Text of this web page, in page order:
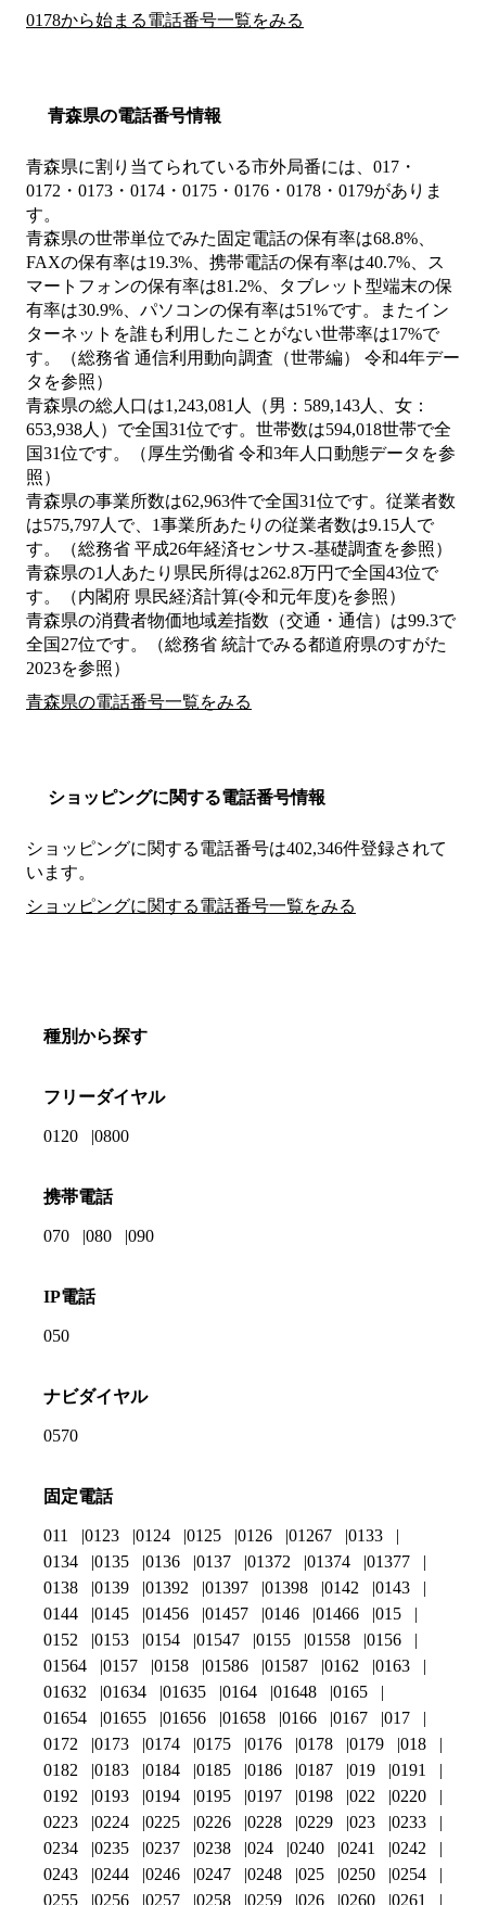
0178から始まる電話番号一覧をみる
青森県の電話番号情報
青森県に割り当てられている市外局番には、017・
0172・0173・0174・0175・0176・0178・0179がありま
す。
青森県の世帯単位でみた固定電話の保有率は68.8%、
FAXの保有率は19.3%、携帯電話の保有率は40.7%、ス
マートフォンの保有率は81.2%、タブレット型端末の保
有率は30.9%、パソコンの保有率は51%です。またイン
ターネットを誰も利用したことがない世帯率は17%で
す。（総務省 通信利用動向調査（世帯編） 令和4年デー
タを参照）
青森県の総人口は1,243,081人（男：589,143人、女：
653,938人）で全国31位です。世帯数は594,018世帯で全
国31位です。（厚生労働省 令和3年人口動態データを参
照）
青森県の事業所数は62,963件で全国31位です。従業者数
は575,797人で、1事業所あたりの従業者数は9.15人で
す。（総務省 平成26年経済センサス‐基礎調査を参照）
青森県の1人あたり県民所得は262.8万円で全国43位で
す。（内閣府 県民経済計算(令和元年度)を参照）
青森県の消費者物価地域差指数（交通・通信）は99.3で
全国27位です。（総務省 統計でみる都道府県のすがた
2023を参照）
青森県の電話番号一覧をみる
ショッピングに関する電話番号情報
ショッピングに関する電話番号は402,346件登録されて
います。
ショッピングに関する電話番号一覧をみる
種別から探す
フリーダイヤル
0120 0800
携帯電話
070 080 090
IP電話
050
ナビダイヤル
0570
固定電話
011 0123 0124 0125 0126 01267
0133
0134
0135 0136 0137 01372 01374
01377
0138
0139 01392 01397 01398 0142
0143
0144
0145 01456 01457 0146 01466
015
0152
0153 0154 01547 0155 01558
0156
01564
0157 0158 01586 01587 0162
0163
01632
01634 01635 0164 01648
0165
01654
01655 01656 01658 0166 0167
017
0172
0173 0174 0175 0176 0178 0179
018
0182
0183 0184 0185 0186 0187 019
0191
0192
0193 0194 0195 0197 0198 022
0220
0223
0224 0225 0226 0228 0229 023
0233
0234
0235 0237 0238 024 0240 0241
0242
0243
0244 0246 0247 0248 025 0250
0254
0255
0256 0257 0258 0259 026 0260 0261